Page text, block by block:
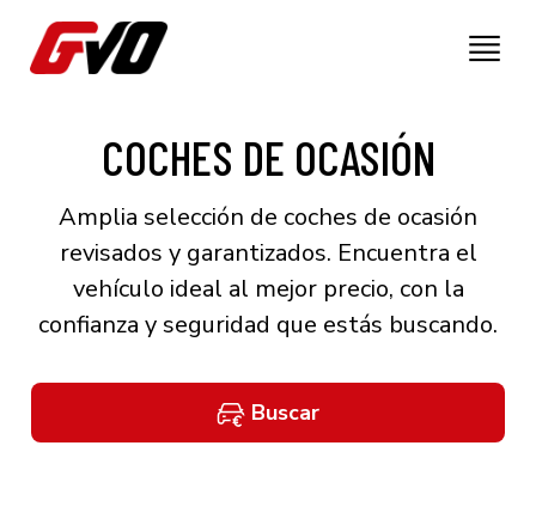
COCHES DE OCASIÓN
Amplia selección de coches de ocasión
revisados y garantizados. Encuentra el
vehículo ideal al mejor precio, con la
confianza y seguridad que estás buscando.
Buscar